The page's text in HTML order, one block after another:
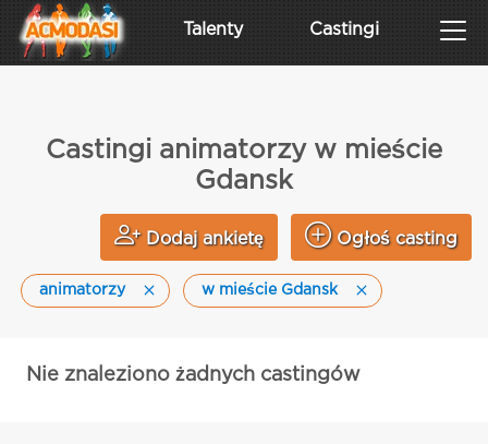
Talenty Castingi
Castingi animatorzy w mieście
Gdansk
Dodaj ankietę Ogłoś casting
animatorzy w mieście Gdansk
Nie znaleziono żadnych castingów